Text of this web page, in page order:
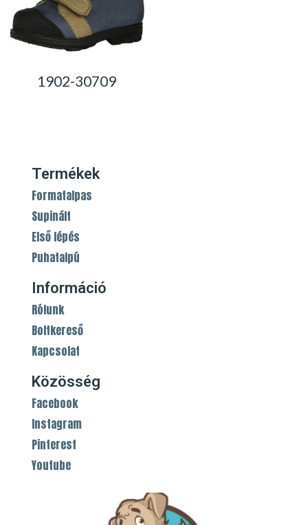
1902-30709
Termékek
Formatalpas
Supinált
Első lépés
Puhatalpú
Információ
Rólunk
Boltkereső
Kapcsolat
Közösség
Facebook
Instagram
Pinterest
Youtube